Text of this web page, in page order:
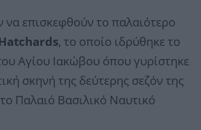
επισκεφθούν το παλαιότερο
, το οποίο ιδρύθηκε το
Αγίου Ιακώβου όπου γυρίστηκε
σκηνή της δεύτερης σεζόν της
Παλαιό Βασιλικό Ναυτικό